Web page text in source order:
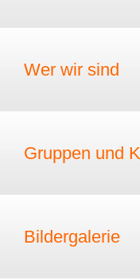
Wer wir sind
Gruppen und
Bildergalerie